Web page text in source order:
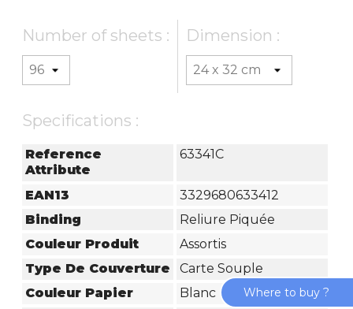
Number of sheets : Dimension :
Specifications :
Reference
Attribute
63341C
EAN13
3329680633412
Binding
Reliure Piquée
Couleur Produit
Assortis
Type De Couverture
Carte Souple
Couleur Papier
Blanc
Where to buy ?